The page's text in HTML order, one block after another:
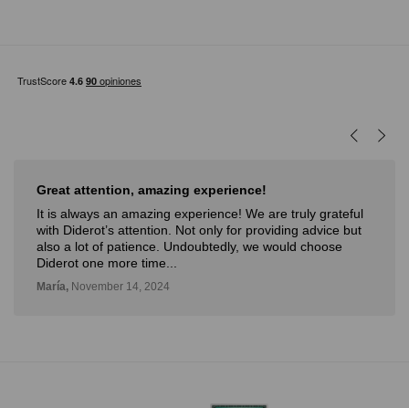
attention, amazing experience!
is always an amazing experience! We are truly grateful
Diderot’s attention. Not only for providing advice but
a lot of patience. Undoubtedly, we would choose
one more time...
November 14, 2024